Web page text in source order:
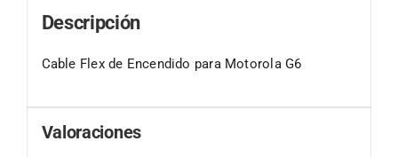
Descripción
Cable Flex de Encendido para Motorola G6
Valoraciones